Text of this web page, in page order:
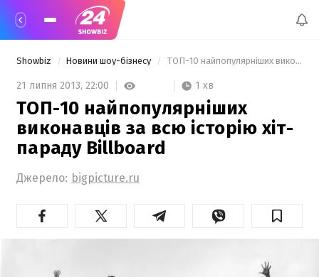
Showbiz Новини шоу-бізнесу ТОП-10 найпопулярніших виконавців за всю історію хіт-параду Billboard
21 липня 2013, 22:00 1 хв
ТОП-10 найпопулярніших
виконавців за всю історію хіт-
параду Billboard
Джерело: bigpicture.ru